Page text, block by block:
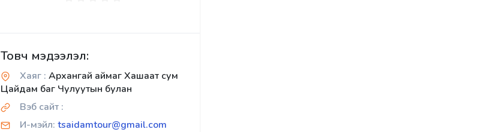
Товч мэдээлэл:
Хаяг : Архангай аймаг Хашаат сум
Цайдам баг Чулуутын булан
Вэб сайт :
И-мэйл: tsaidamtour@gmail.com